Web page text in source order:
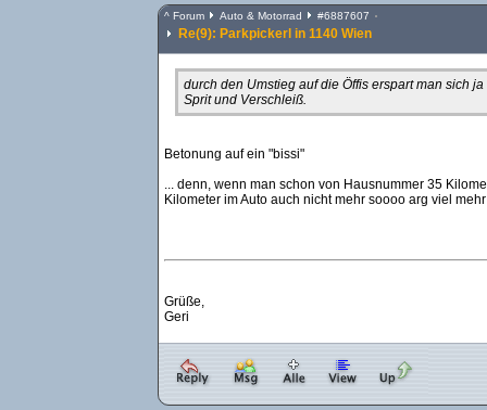
^ Forum Auto & Motorrad #6887607
Re(9): Parkpickerl in 1140 Wien
durch den Umstieg auf die Öffis erspart man sich
Sprit und Verschleiß.
Betonung auf ein "bissi"
... denn, wenn man schon von Hausnummer 35
Kilometer im Auto auch nicht mehr soooo arg viel
Grüße,
Geri